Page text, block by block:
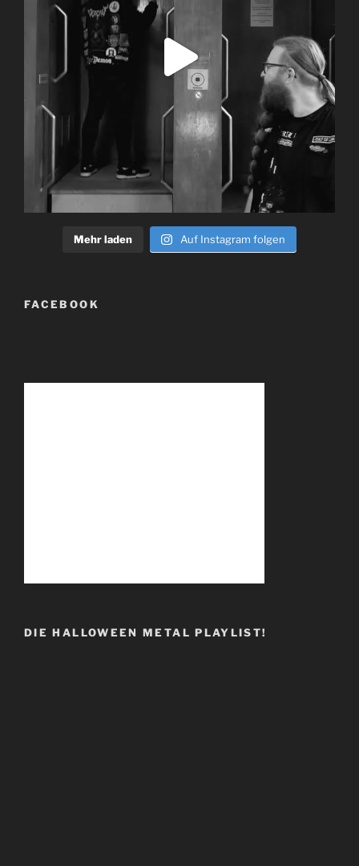
Mehr laden Auf Instagram folgen
FACEBOOK
DIE HALLOWEEN METAL PLAYLIST!